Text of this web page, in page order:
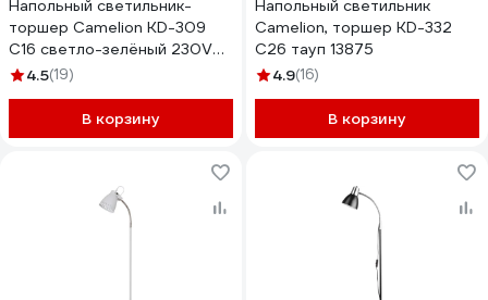
Напольный светильник-
торшер Camelion KD-309
C16 светло-зелёный 230V
40W E27 12335
4.5(19)
В корзину
Напольный светильник
Camelion, торшер KD-332
C26 тауп 13875
4.9(16)
В корзину